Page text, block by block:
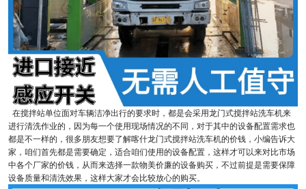
在搅拌站单位面对车辆洁净出行的要求时，都是会采用龙门式搅拌站洗车机来
进行清洗作业的，因为每一个使用现场情况的不同，对于其中的设备配置需求也
都是不一样的，很多朋友想要了解喀什龙门式搅拌站洗车机的价钱，小编告诉大
家，咱们首先都是需要确定，适合咱们使用的设备配置，这样才可以来对比市场
中各个厂家的价钱，从而来选择一款物美价廉的设备购买，不过前提是需要保障
设备质量和清洗效果，这样大家才会比较放心的购买。